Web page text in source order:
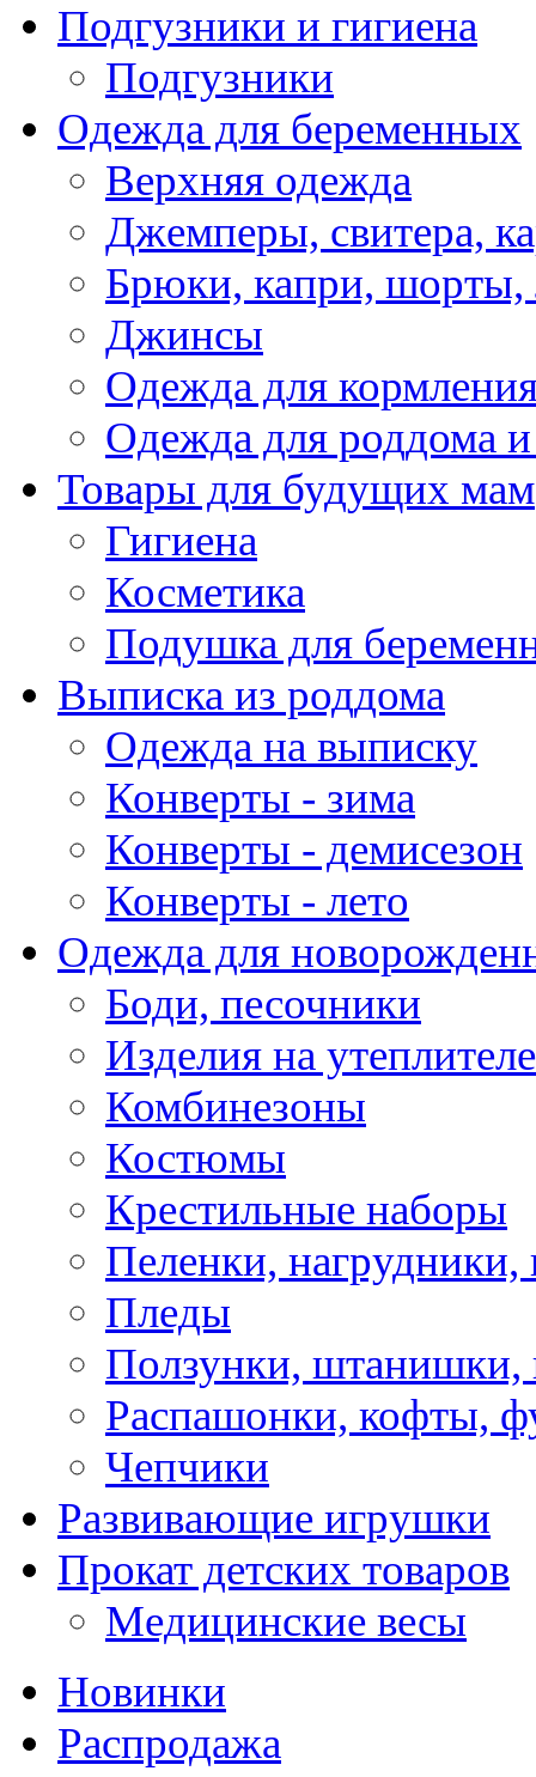
Подгузники и гигиена
Подгузники
Одежда для беременных
Верхняя одежда
Джемперы, свитера,
Брюки, капри, шорты,
Джинсы
Одежда для
Одежда для роддома
Товары для будущих мам
Гигиена
Косметика
Подушка для
Выписка из роддома
Одежда на выписку
Конверты - зима
Конверты - демисезон
Конверты - лето
Одежда для
Боди, песочники
Изделия на утеплителе
Комбинезоны
Костюмы
Крестильные наборы
Пеленки, нагрудники,
Пледы
Ползунки, штанишки,
Распашонки, кофты,
Чепчики
Развивающие игрушки
Прокат детских товаров
Медицинские весы
Новинки
Распродажа